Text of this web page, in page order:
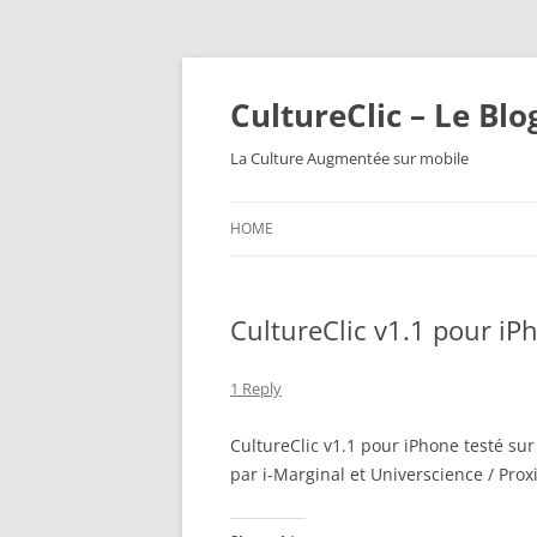
CultureClic – Le
La Culture Augmentée sur mobile
HOME
CultureClic v1.1 pour
1 Reply
CultureClic v1.1 pour iPhone testé
par i-Marginal et Universcience /